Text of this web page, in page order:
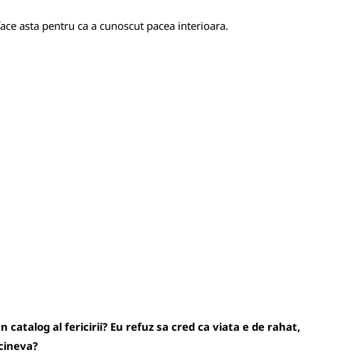
asta pentru ca a cunoscut pacea interioara.
catalog al fericirii? Eu refuz sa cred ca viata e de rahat,